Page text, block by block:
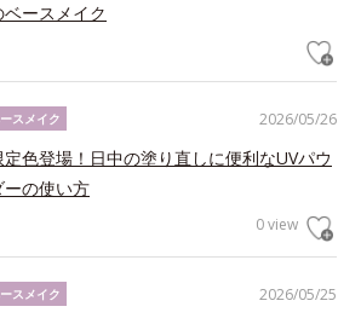
ベースメイク
2026/05/26
スメイク
定色登場！日中の塗り直しに便利なUVパウ
ーの使い方
0 view
2026/05/25
スメイク